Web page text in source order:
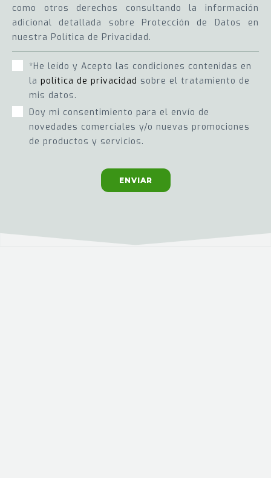
como otros derechos consultando la información
adicional detallada sobre Protección de Datos en
nuestra Política de Privacidad.
*He leído y Acepto las condiciones contenidas en
la política de privacidad sobre el tratamiento de
mis datos.
Doy mi consentimiento para el envío de
novedades comerciales y/o nuevas promociones
de productos y servicios.
ENVIAR